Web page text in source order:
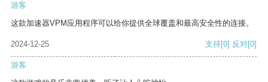
游客
这款加速器VPM应用程序可以给你提供全球覆盖和最高安全性的连接。
2024-12-25 支持[0] 反对[0]
游客